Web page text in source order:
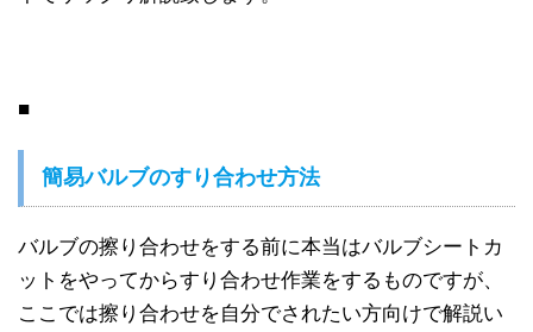
■
簡易バルブのすり合わせ方法
バルブの擦り合わせをする前に本当はバルブシートカ
ットをやってからすり合わせ作業をするものですが、
ここでは擦り合わせを自分でされたい方向けで解説い